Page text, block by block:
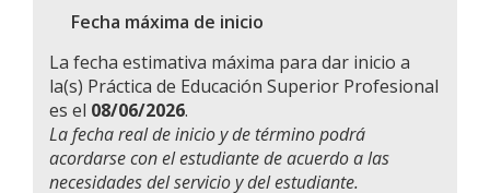
Fecha máxima de inicio
La fecha estimativa máxima para dar inicio a
la(s) Práctica de Educación Superior Profesional
es el 08/06/2026.
La fecha real de inicio y de término podrá
acordarse con el estudiante de acuerdo a las
necesidades del servicio y del estudiante.